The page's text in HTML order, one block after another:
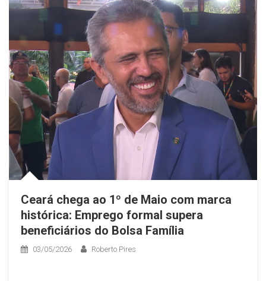
Ceará chega ao 1º de Maio com marca
histórica: Emprego formal supera
beneficiários do Bolsa Família
03/05/2026 Roberto Pires